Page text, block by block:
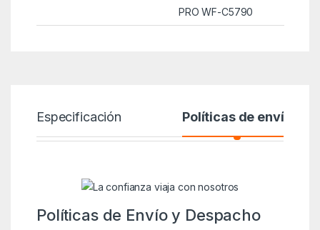
PRO WF-C5790
Especificación Políticas de envío
Políticas de Envío y Despacho